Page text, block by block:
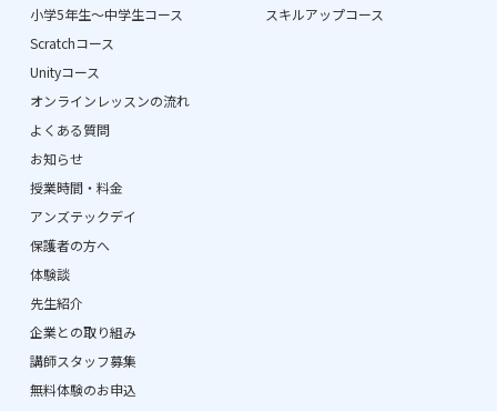
小学5年生〜中学生コース
Scratchコース
Unityコース
オンラインレッスンの流れ
よくある質問
お知らせ
授業時間・料金
アンズテックデイ
スキルアップコース
保護者の方へ
体験談
先生紹介
企業との取り組み
講師スタッフ募集
無料体験のお申込